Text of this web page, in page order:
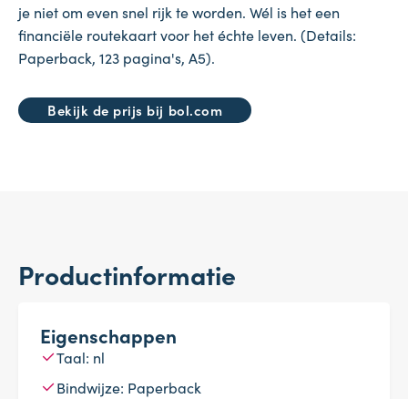
je niet om even snel rijk te worden. Wél is het een
financiële routekaart voor het échte leven. (Details:
Paperback, 123 pagina's, A5).
Bekijk de prijs bij bol.com
Productinformatie
Eigenschappen
Taal: nl
Bindwijze: Paperback